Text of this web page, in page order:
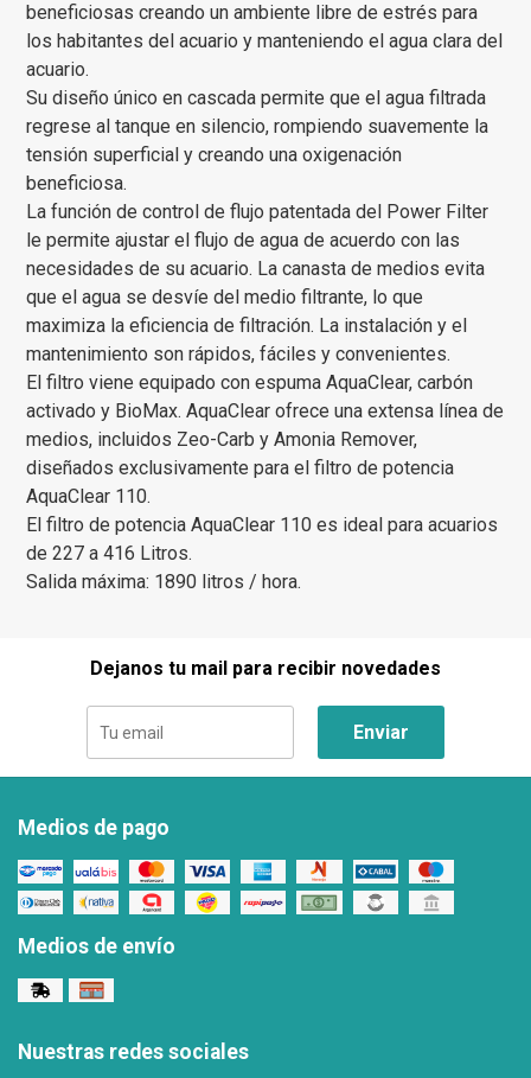
beneficiosas creando un ambiente libre de estrés para
los habitantes del acuario y manteniendo el agua clara del
acuario.
Su diseño único en cascada permite que el agua filtrada
regrese al tanque en silencio, rompiendo suavemente la
tensión superficial y creando una oxigenación
beneficiosa.
La función de control de flujo patentada del Power Filter
le permite ajustar el flujo de agua de acuerdo con las
necesidades de su acuario. La canasta de medios evita
que el agua se desvíe del medio filtrante, lo que
maximiza la eficiencia de filtración. La instalación y el
mantenimiento son rápidos, fáciles y convenientes.
El filtro viene equipado con espuma AquaClear, carbón
activado y BioMax. AquaClear ofrece una extensa línea de
medios, incluidos Zeo-Carb y Amonia Remover,
diseñados exclusivamente para el filtro de potencia
AquaClear 110.
El filtro de potencia AquaClear 110 es ideal para acuarios
de 227 a 416 Litros.
Salida máxima: 1890 litros / hora.
Dejanos tu mail para recibir novedades
Enviar
Medios de pago
Medios de envío
Nuestras redes sociales